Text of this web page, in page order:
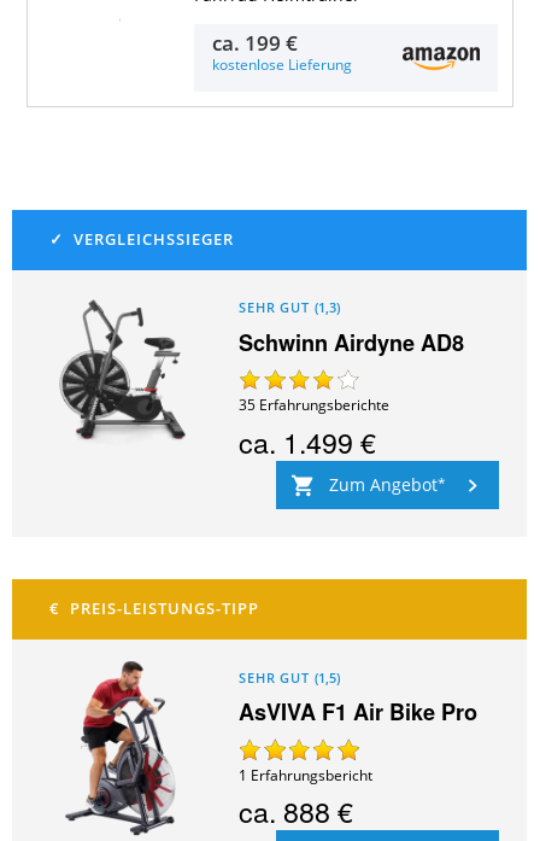
ca. 199 €
kostenlose Lieferung
SEHR GUT (1,3)
Schwinn Airdyne AD8
35 Erfahrungsberichte
ca. 1.499 €
Zum Angebot
SEHR GUT (1,5)
AsVIVA F1 Air Bike Pro
1 Erfahrungsbericht
ca. 888 €